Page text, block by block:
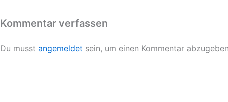
Kommentar verfassen
Du musst angemeldet sein, um einen Kommentar